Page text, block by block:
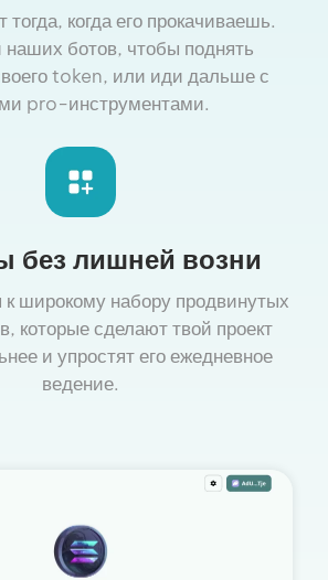
тогда, когда его прокачиваешь.
наших ботов, чтобы поднять
token, или иди дальше с
pro-инструментами.
без лишней возни
широкому набору продвинутых
которые сделают твой проект
и упростят его ежедневное
ведение.